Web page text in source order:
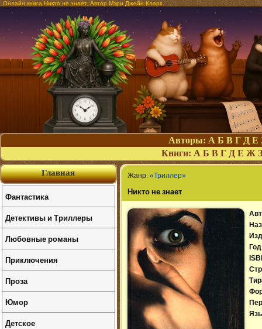
Онлайн книга Никто не знает. Автор Мэри Джейн Кларк
Авторы: А Б В Г Д Е
Книги: А Б В Г Д Е Ж З
Жанр: «Триллер»
Никто не знает
Главная
Фантастика
Детективы и Триллеры
Любовные романы
Приключения
Проза
Юмор
Детское